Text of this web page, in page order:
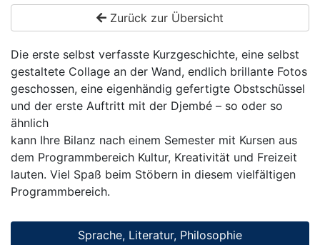
Zurück zur Übersicht
Die erste selbst verfasste Kurzgeschichte, eine selbst
gestaltete Collage an der Wand, endlich brillante Fotos
geschossen, eine eigenhändig gefertigte Obstschüssel
und der erste Auftritt mit der Djembé – so oder so
ähnlich
kann Ihre Bilanz nach einem Semester mit Kursen aus
dem Programmbereich Kultur, Kreativität und Freizeit
lauten. Viel Spaß beim Stöbern in diesem vielfältigen
Programmbereich.
Sprache, Literatur, Philosophie